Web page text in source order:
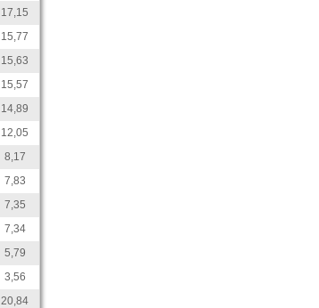
17,15
15,77
15,63
15,57
14,89
12,05
8,17
7,83
7,35
7,34
5,79
3,56
20,84